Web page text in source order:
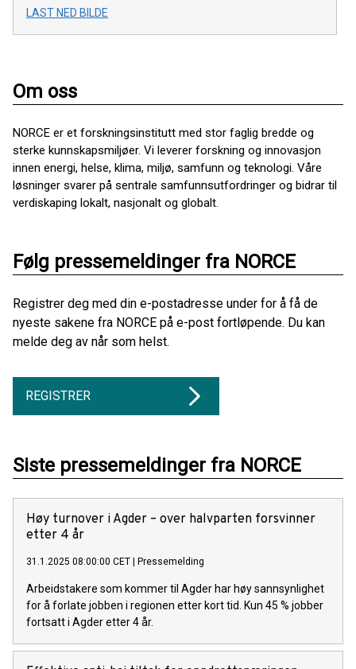
LAST NED BILDE
Om oss
NORCE er et forskningsinstitutt med stor faglig bredde og
sterke kunnskapsmiljøer. Vi leverer forskning og innovasjon
innen energi, helse, klima, miljø, samfunn og teknologi. Våre
løsninger svarer på sentrale samfunnsutfordringer og bidrar til
verdiskaping lokalt, nasjonalt og globalt.
Følg pressemeldinger fra NORCE
Registrer deg med din e-postadresse under for å få de
nyeste sakene fra NORCE på e-post fortløpende. Du kan
melde deg av når som helst.
REGISTRER
Siste pressemeldinger fra NORCE
Høy turnover i Agder – over halvparten forsvinner
etter 4 år
31.1.2025 08:00:00 CET | Pressemelding
Arbeidstakere som kommer til Agder har høy sannsynlighet
for å forlate jobben i regionen etter kort tid. Kun 45 % jobber
fortsatt i Agder etter 4 år.